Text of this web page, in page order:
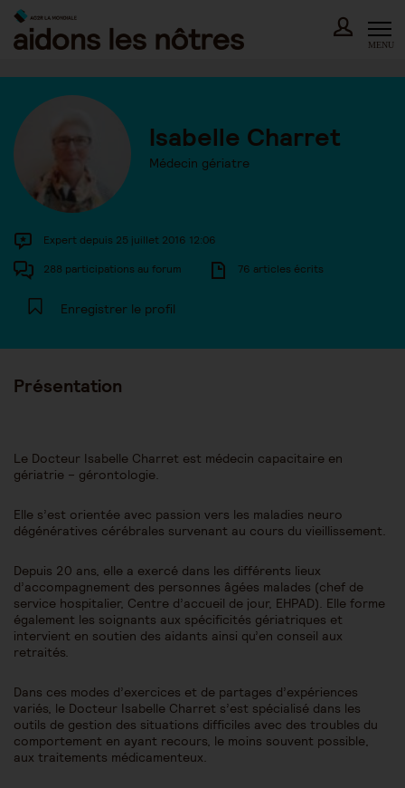
Skip
content
MENU
Isabelle Charret
Médecin gériatre
Expert depuis 25 juillet 2016 12:06
288 participations au forum 76 articles écrits
Enregistrer le profil
Présentation
Le Docteur Isabelle Charret est médecin capacitaire en
gériatrie – gérontologie.
Elle s’est orientée avec passion vers les maladies neuro
dégénératives cérébrales survenant au cours du vieillissement.
Depuis 20 ans, elle a exercé dans les différents lieux
d’accompagnement des personnes âgées malades (chef de
service hospitalier, Centre d’accueil de jour, EHPAD). Elle forme
également les soignants aux spécificités gériatriques et
intervient en soutien des aidants ainsi qu’en conseil aux
retraités.
Dans ces modes d’exercices et de partages d’expériences
variés, le Docteur Isabelle Charret s’est spécialisé dans les
outils de gestion des situations difficiles avec des troubles du
comportement en ayant recours, le moins souvent possible,
aux traitements médicamenteux.